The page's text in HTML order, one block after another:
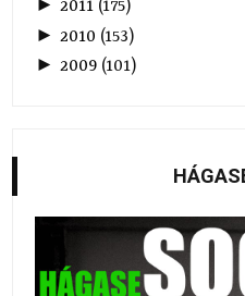
►2011 (175)
► 2010 (153)
►2009 (101)